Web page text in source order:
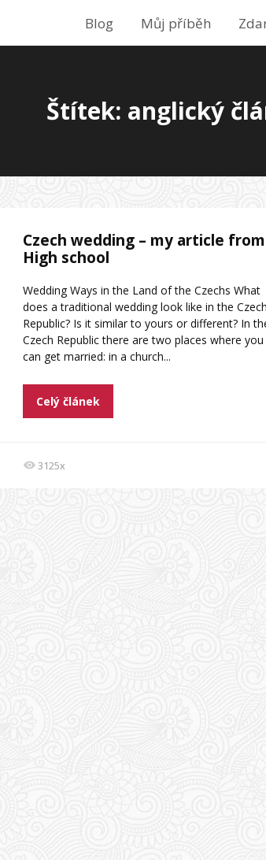
Blog Můj příběh
Štítek: anglický
Czech wedding – my article from
High school
Wedding Ways in the Land of the Czechs What
does a traditional wedding look like in the Czech
Republic? Is it similar to yours or different? In
Czech Republic there are two places where you
can get married: in a church...
Celý článek
3125x